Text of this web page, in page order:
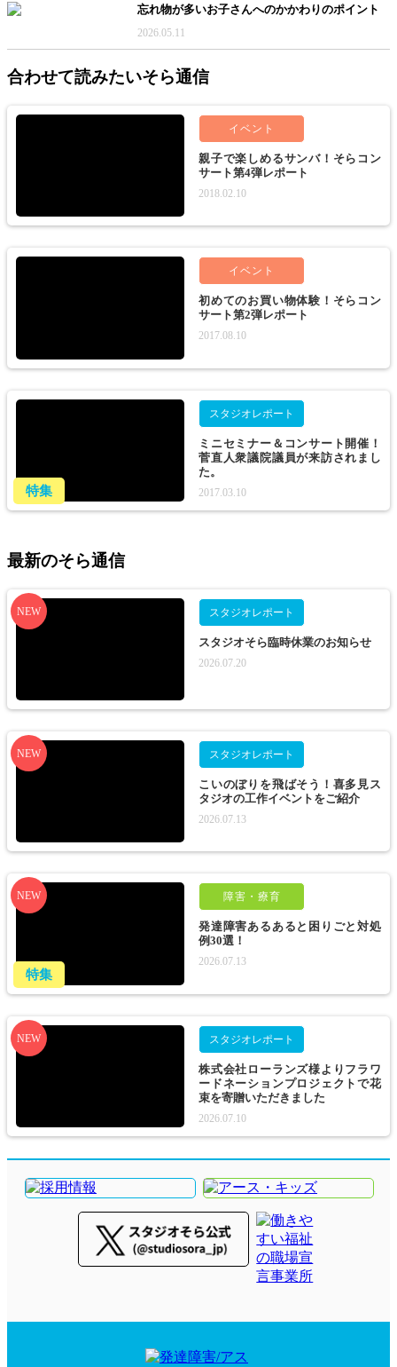
忘れ物が多いお子さんへのかかわりのポイント
2026.05.11
合わせて読みたいそら通信
イベント
親子で楽しめるサンバ！そらコン
サート第4弾レポート
2018.02.10
イベント
初めてのお買い物体験！そらコン
サート第2弾レポート
2017.08.10
特集
スタジオレポート
ミニセミナー＆コンサート開催！
菅直人衆議院議員が来訪されまし
た。
2017.03.10
最新のそら通信
NEW スタジオレポート
スタジオそら臨時休業のお知らせ
2026.07.20
NEW スタジオレポート
こいのぼりを飛ばそう！喜多見ス
タジオの工作イベントをご紹介
2026.07.13
NEW
特集
障害・療育
発達障害あるあると困りごと対処
例30選！
2026.07.13
NEW スタジオレポート
株式会社ローランズ様よりフラワ
ードネーションプロジェクトで花
束を寄贈いただきました
2026.07.10